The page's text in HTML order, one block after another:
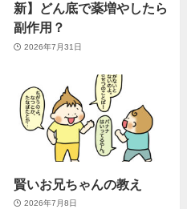
新】どん底で薬増やしたら
副作用？
2026年7月31日
賢いお兄ちゃんの教え
2026年7月8日